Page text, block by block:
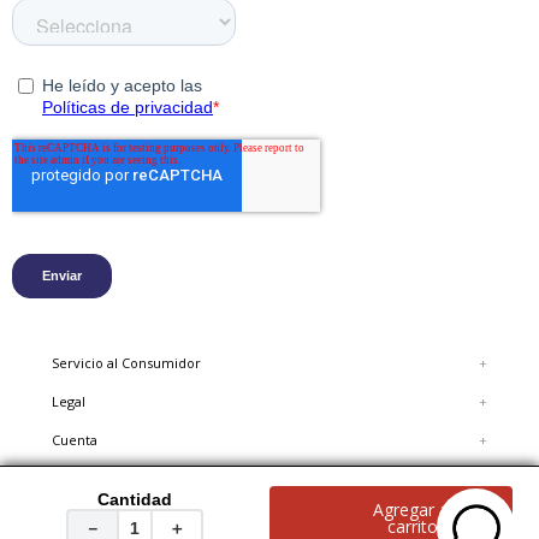
Cantidad
＋
－
Agregar al
carrito
Servicio al Consumidor +
Legal +
Cuenta +
© 2020 Hush Puppies, reservados todos los derechos.